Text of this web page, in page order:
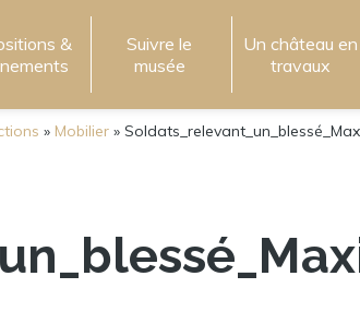
&
Suivre le
musée
Un château en
travaux
» Mobilier»